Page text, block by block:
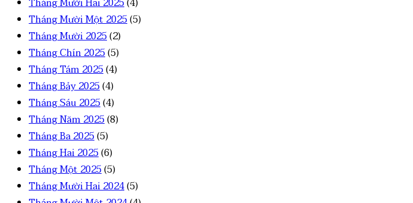
Tháng Mười Một 2025(5)
Tháng Mười 2025(2)
Tháng Chín 2025(5)
Tháng Tám 2025(4)
Tháng Bảy 2025(4)
Tháng Sáu 2025(4)
Tháng Năm 2025(8)
Tháng Ba 2025(5)
Tháng Hai 2025(6)
Tháng Một 2025(5)
Tháng Mười Hai 2024(5)